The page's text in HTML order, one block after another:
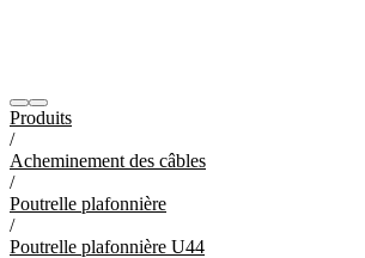
Produits
/
Acheminement des câbles
/
Poutrelle plafonnière
/
Poutrelle plafonnière U44